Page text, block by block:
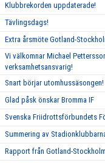
Klubbrekorden uppdaterade!
Tävlingsdags!
Extra årsmöte Gotland-
Vi välkomnar Michael
verksamhetsansvarig!
Snart börjar utomhussäsongen!
Glad påsk önskar Bromma IF
Svenska Friidrottsförbundets
Summering av
Rapport från Gotland-